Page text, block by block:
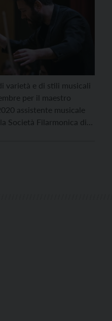
varietà e di stili musicali
per il maestro
assistente musicale
Società Filarmonica di